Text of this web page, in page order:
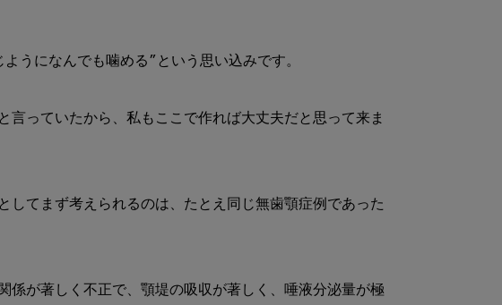
うになんでも噛める”という思い込みです。
っていたから、私もここで作れば大丈夫だと思って来ま
てまず考えられるのは、たとえ同じ無歯顎症例であった
係が著しく不正で、顎堤の吸収が著しく、唾液分泌量が極